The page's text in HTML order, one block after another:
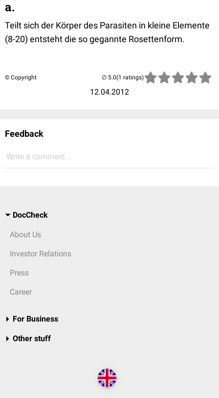
a.
Teilt sich der Körper des Parasiten in kleine Elemente
(8-20) entsteht die so gegannte Rosettenform.
© Copyright
12.04.2012
(1 ratings)
Feedback
Write a comment...
DocCheck
About Us
Investor Relations
Press
Career
For Business
Other stuff